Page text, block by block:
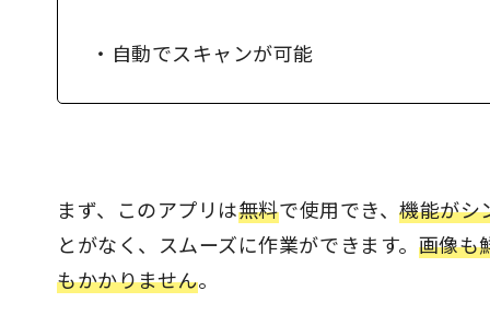
・自動でスキャンが可能
まず、このアプリは無料で使用でき、機能がシ
とがなく、スムーズに作業ができます。 画像も
もかかりません。